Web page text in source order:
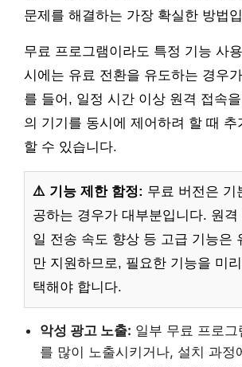
문제를 해결하는 가장 확실한 방법
무료 프로그램이라도 특정 기능 사
시에는 유료 전환을 유도하는 경우
를 들어, 일정 시간 이상 원격 접속
의 기기를 동시에 제어하려 할 때 추
할 수 있습니다.
⚠️ 기능 제한 함정: 무료 버전은 기
공하는 경우가 대부분입니다. 원
일 전송 속도 향상 등 고급 기능은
만 지원하므로, 필요한 기능을 미
택해야 합니다.
악성 광고 노출: 일부 무료 프로
를 많이 노출시키거나, 설치 과정